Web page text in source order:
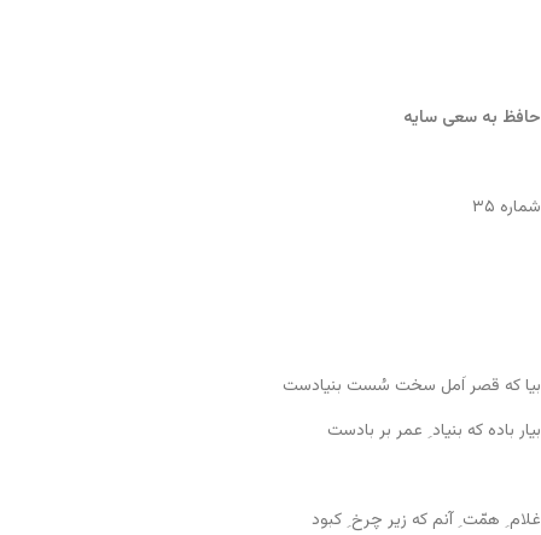
حافظ به سعی سایه
شماره ۳۵
بیا که قصر اَمل سخت سُست بنیادست
بیار باده که بنیاد ِ عمر بر بادست
غلام ِ همّت ِ آنم که زیر چرخ ِ کبود